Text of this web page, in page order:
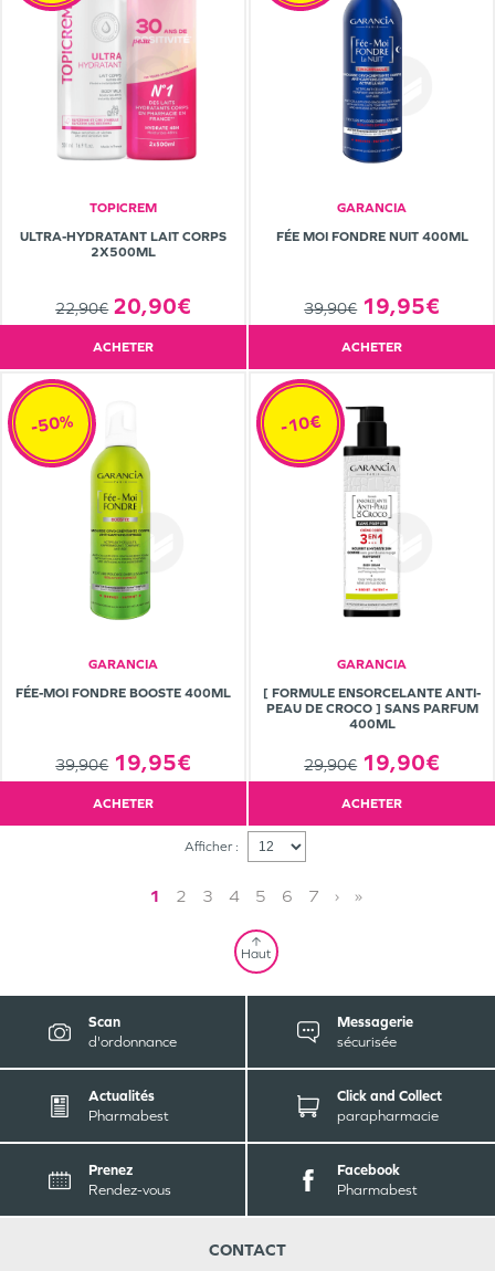
TOPICREM
ULTRA-HYDRATANT LAIT CORPS
2X500ML
22,90€ 20,90€
ACHETER
GARANCIA
FÉE MOI FONDRE NUIT 400ML
39,90€ 19,95€
ACHETER
GARANCIA
FÉE-MOI FONDRE BOOSTE 400ML
39,90€ 19,95€
-50%
ACHETER
GARANCIA
[ FORMULE ENSORCELANTE ANTI-
PEAU DE CROCO ] SANS PARFUM
400ML
29,90€ 19,90€
-10€
ACHETER
Afficher :
1 2 3 4 5 6 7 › »
Haut
Scan
d'ordonnance
Messagerie
sécurisée
Actualités
Pharmabest
Click and Collect
parapharmacie
Prenez
Rendez-vous
Facebook
Pharmabest
CONTACT